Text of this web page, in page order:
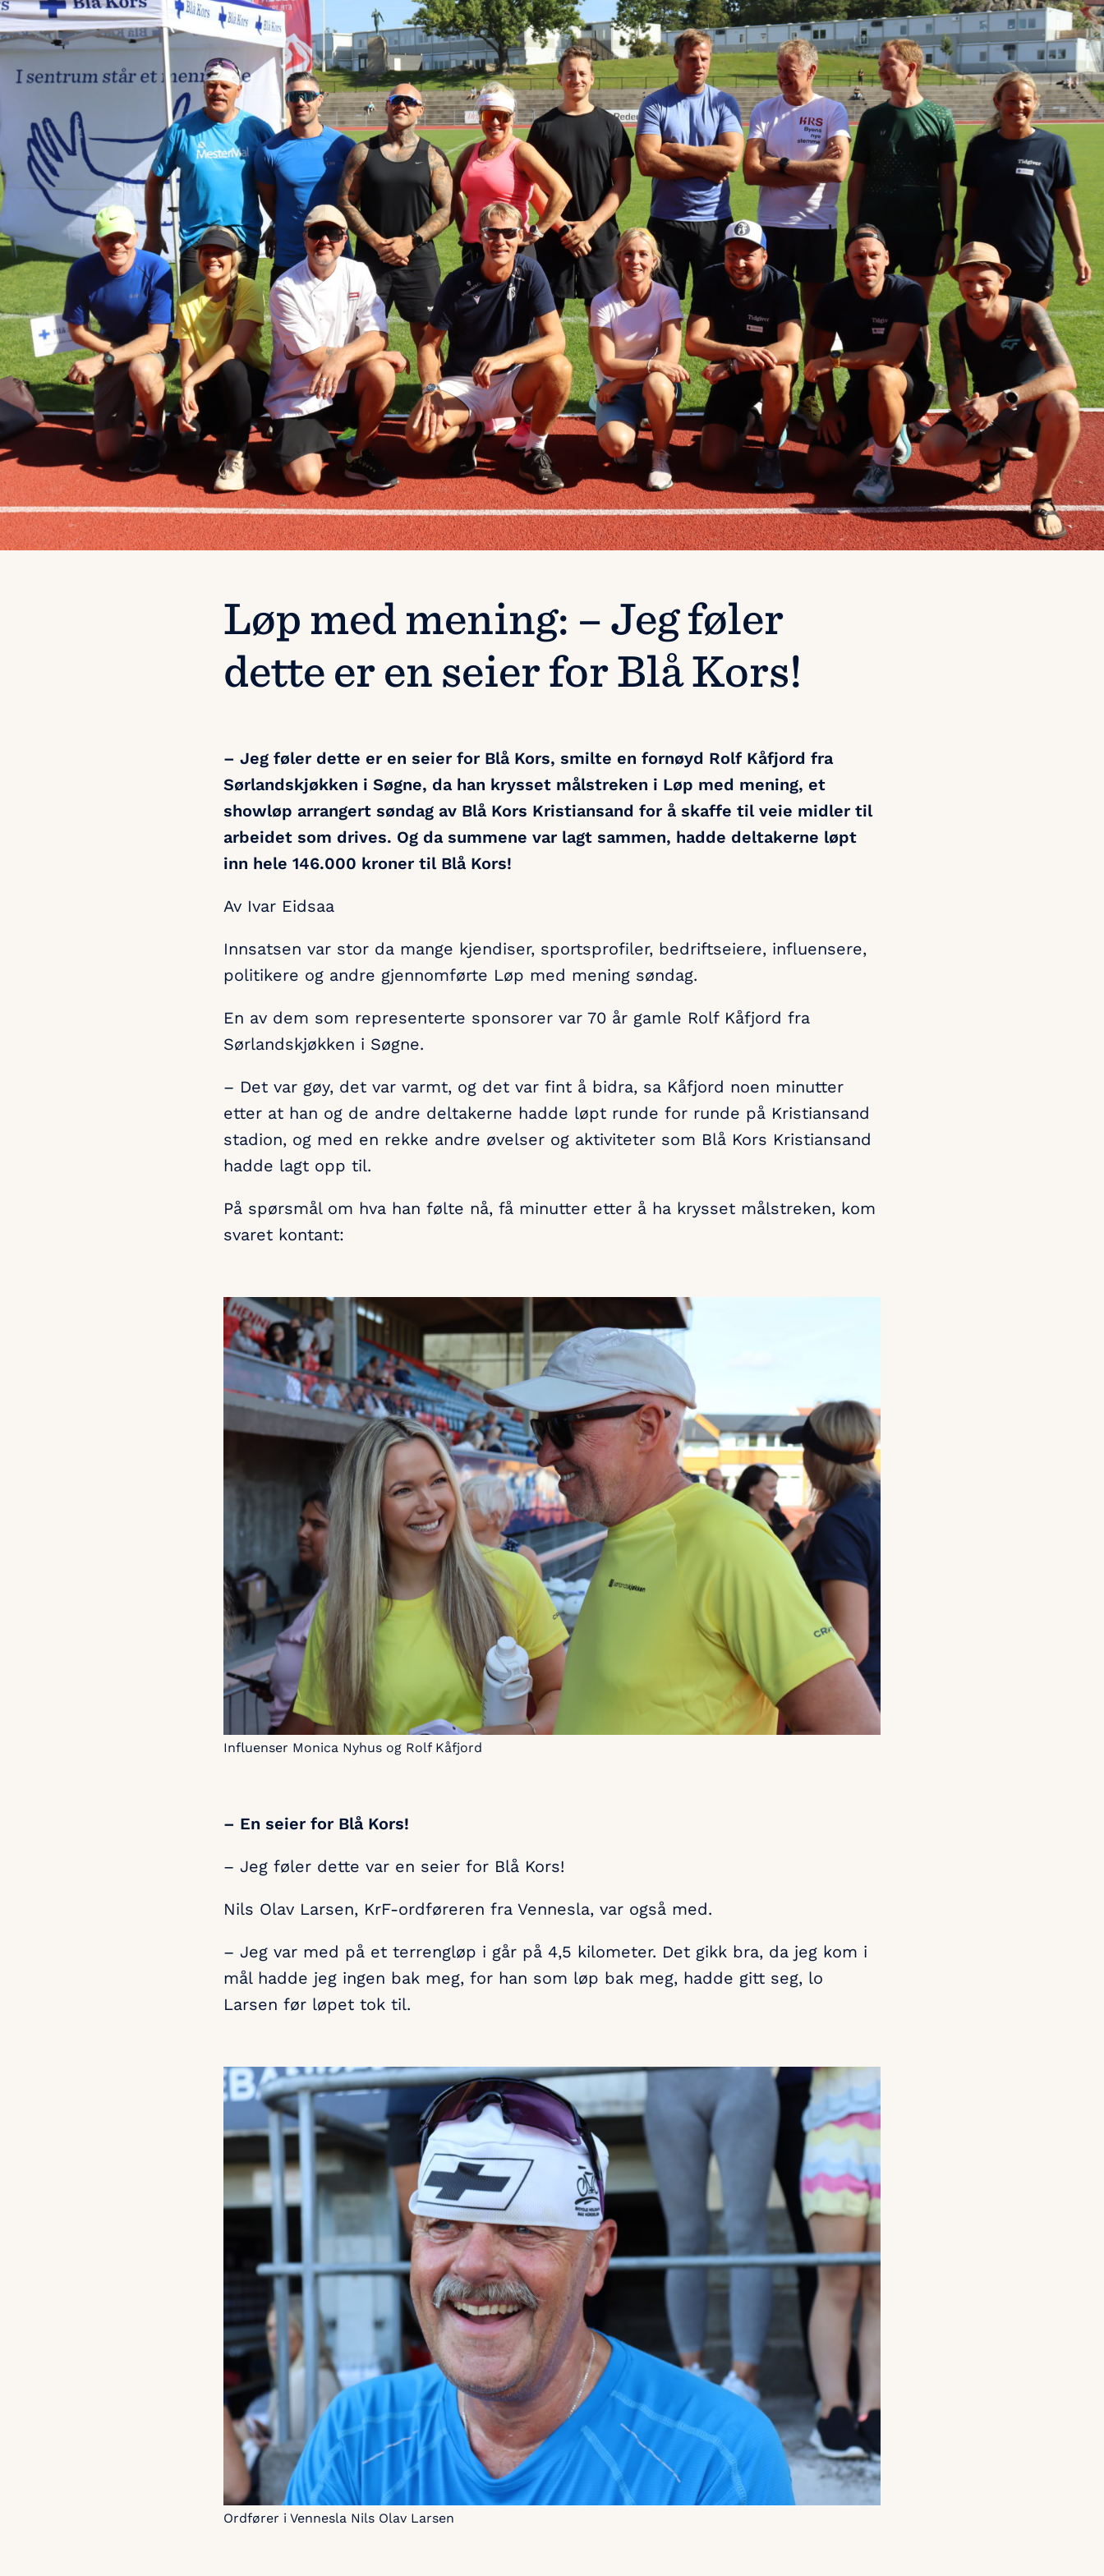
Løp med mening: – Jeg føler
dette er en seier for Blå Kors!
– Jeg føler dette er en seier for Blå Kors, smilte en fornøyd Rolf Kåfjord fra
Sørlandskjøkken i Søgne, da han krysset målstreken i Løp med mening, et
showløp arrangert søndag av Blå Kors Kristiansand for å skaffe til veie midler til
arbeidet som drives. Og da summene var lagt sammen, hadde deltakerne løpt
inn hele 146.000 kroner til Blå Kors!
Av Ivar Eidsaa
Innsatsen var stor da mange kjendiser, sportsprofiler, bedriftseiere, influensere,
politikere og andre gjennomførte Løp med mening søndag.
En av dem som representerte sponsorer var 70 år gamle Rolf Kåfjord fra
Sørlandskjøkken i Søgne.
– Det var gøy, det var varmt, og det var fint å bidra, sa Kåfjord noen minutter
etter at han og de andre deltakerne hadde løpt runde for runde på Kristiansand
stadion, og med en rekke andre øvelser og aktiviteter som Blå Kors Kristiansand
hadde lagt opp til.
På spørsmål om hva han følte nå, få minutter etter å ha krysset målstreken, kom
svaret kontant:
Influenser Monica Nyhus og Rolf Kåfjord
– En seier for Blå Kors!
– Jeg føler dette var en seier for Blå Kors!
Nils Olav Larsen, KrF-ordføreren fra Vennesla, var også med.
– Jeg var med på et terrengløp i går på 4,5 kilometer. Det gikk bra, da jeg kom i
mål hadde jeg ingen bak meg, for han som løp bak meg, hadde gitt seg, lo
Larsen før løpet tok til.
Ordfører i Vennesla Nils Olav Larsen